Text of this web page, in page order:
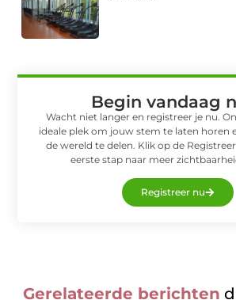
Begin vandaag
Wacht niet langer en registreer je nu.
ideale plek om jouw stem te laten horen
de wereld te delen. Klik op de
eerste stap naar meer
Registreer nu
Gerelateerde berichten